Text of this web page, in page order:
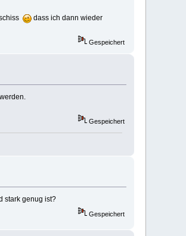
dass ich dann wieder
Gespeichert
Gespeichert
stark genug ist?
Gespeichert